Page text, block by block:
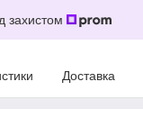
захистом
Доставка